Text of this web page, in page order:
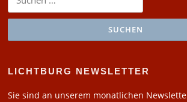
LICHTBURG NEWSLETTER
Sie sind an unserem monatlichen